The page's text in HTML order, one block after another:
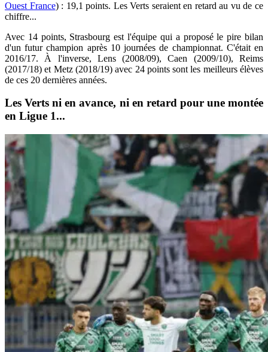
Ouest France) : 19,1 points. Les Verts seraient en retard au vu de ce
chiffre...
Avec 14 points, Strasbourg est l'équipe qui a proposé le pire bilan
d'un futur champion après 10 journées de championnat. C'était en
2016/17. À l'inverse, Lens (2008/09), Caen (2009/10), Reims
(2017/18) et Metz (2018/19) avec 24 points sont les meilleurs élèves
de ces 20 dernières années.
Les Verts ni en avance, ni en retard pour une montée
en Ligue 1...